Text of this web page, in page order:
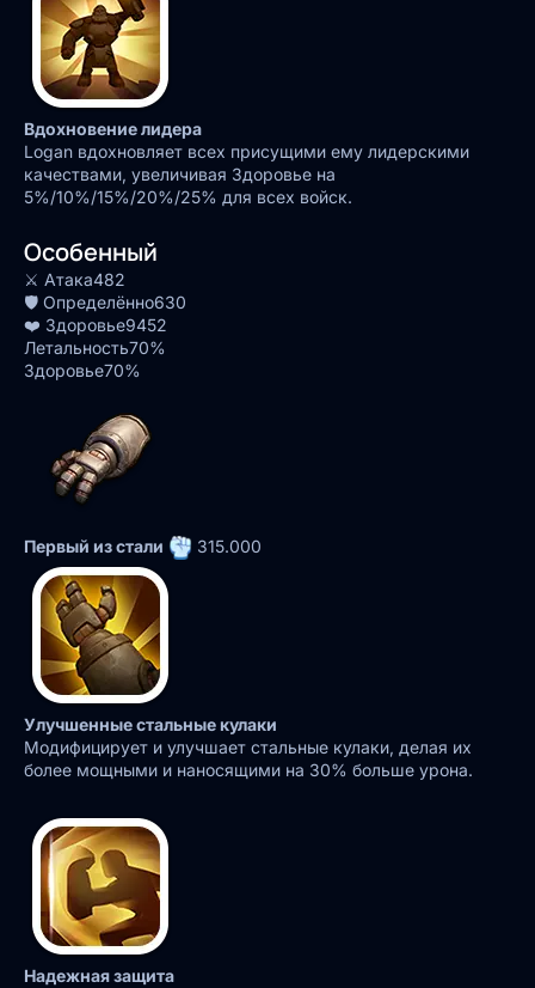
Вдохновение лидера
Logan вдохновляет всех присущими ему лидерскими
качествами, увеличивая Здоровье на
5%/10%/15%/20%/25% для всех войск.
Особенный
⚔️ Атака482
🛡️ Определённо630
❤️ Здоровье9452
Летальность70%
Здоровье70%
Первый из стали 315.000
Улучшенные стальные кулаки
Модифицирует и улучшает стальные кулаки, делая их
более мощными и наносящими на 30% больше урона.
Надежная защита